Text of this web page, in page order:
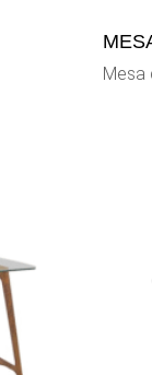
Mesa